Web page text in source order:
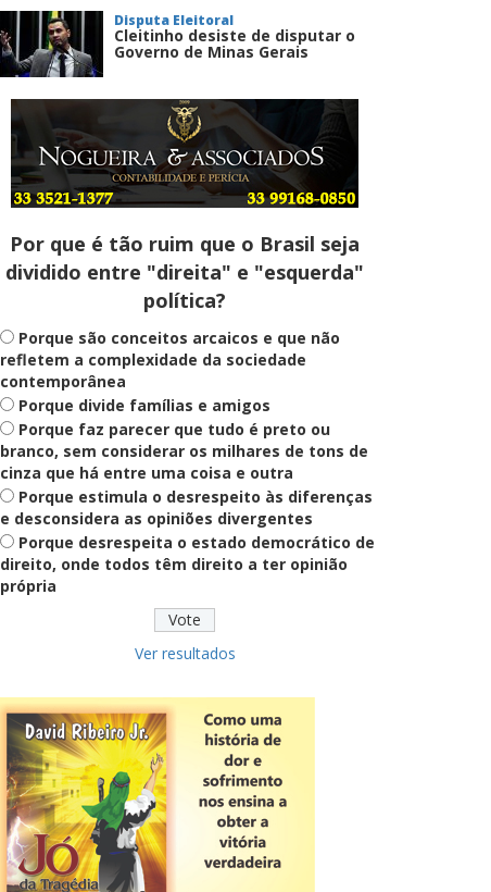
Disputa Eleitoral
Cleitinho desiste de disputar o
Governo de Minas Gerais
Entenda
Pix Pensão Alimentícia: entenda
o que é e como solicitar
Saúde Mental
Plataforma oferece escuta em
saúde mental para jovens no SUS
Digital
Definido
PT lança Patrus Ananias como
candidato ao governo de Minas
Gerais
Educação
Fies: pré-selecionados têm até
terça para complementar
CNPJ alfanumérico começa a ser
emitido nesta sexta
ver todas »
Por que é tão ruim que o Brasil seja
dividido entre "direita" e "esquerda"
política?
Porque são conceitos arcaicos e que não
refletem a complexidade da sociedade
contemporânea
Porque divide famílias e amigos
Porque faz parecer que tudo é preto ou
branco, sem considerar os milhares de tons de
cinza que há entre uma coisa e outra
Porque estimula o desrespeito às diferenças
e desconsidera as opiniões divergentes
Porque desrespeita o estado democrático de
direito, onde todos têm direito a ter opinião
própria
Ver resultados